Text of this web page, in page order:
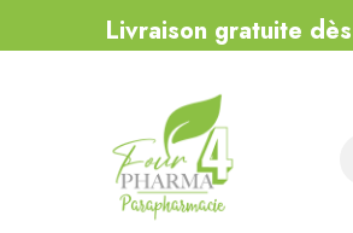
Livraison gratuite